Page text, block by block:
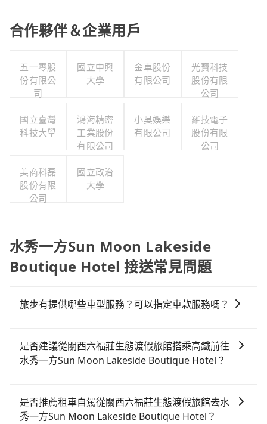
合作夥伴＆企業用戶
五一零股
份有限公
司
國立中興
大學
金車股份
有限公司
光寶科技
股份有限
公司
國立臺灣
科技大學
鴻海精密
工業股份
有限公司
小吳娛樂
有限公司
羅技電子
股份有限
公司
美商科磊
股份有限
公司
國立政治
大學
水秀一方Sun Moon Lakeside
Boutique Hotel 接送常見問題
旅步有提供哪些車型服務？可以指定車款服務嗎？
指定車款服務的需求，可以先將您的需先提供旅步，會
有專人回覆您。
是否建議從關西六福莊生態渡假旅館搭乘高鐵前往
水秀一方Sun Moon Lakeside Boutique Hotel？
Moon Lakeside Boutique Hotel，高鐵較貴、費時，
且難叫計程車前往高鐵站！從最早07:02一直到23:32，
是否推薦租車自駕從關西六福莊生態渡假旅館去水
秀一方Sun Moon Lakeside Boutique Hotel？